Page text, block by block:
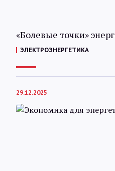
«Болевые точки»
ЭЛЕКТРОЭНЕРГЕТИКА
29.12.2025